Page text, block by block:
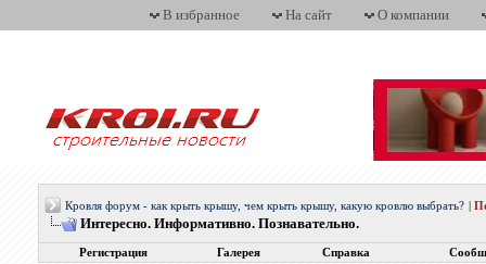
В избранное На сайт О компании
Кровля форум - как крыть крышу, чем крыть крышу, какую кровлю выбрать?
Интересно. Информативно. Познавательно.
Регистрация Галерея Справка